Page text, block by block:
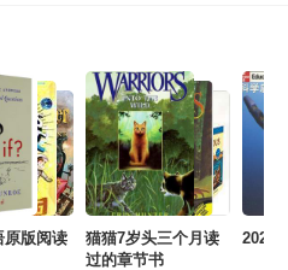
The Terrible Truth About Time
版阅读
猫猫7岁头三个月读
过的章节书
2021